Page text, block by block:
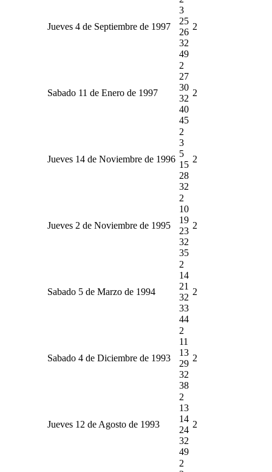
Jueves 4 de Septiembre de 1997
3
25
26
32
49
2
Sabado 11 de Enero de 1997
2
27
30
32
40
45
2
Jueves 14 de Noviembre de 1996
2
3
5
15
28
32
2
Jueves 2 de Noviembre de 1995
2
10
19
23
32
35
2
Sabado 5 de Marzo de 1994
2
14
21
32
33
44
2
Sabado 4 de Diciembre de 1993
2
11
13
29
32
38
2
Jueves 12 de Agosto de 1993
2
13
14
24
32
49
2
2